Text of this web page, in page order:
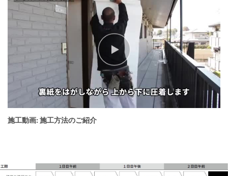
施工動画: 施工方法のご紹介